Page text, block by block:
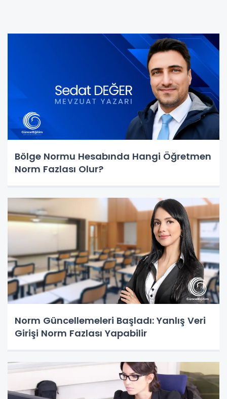
Bölge Normu Hesabında Hangi Öğretmen
Norm Fazlası Olur?
Norm Güncellemeleri Başladı: Yanlış Veri
Girişi Norm Fazlası Yapabilir